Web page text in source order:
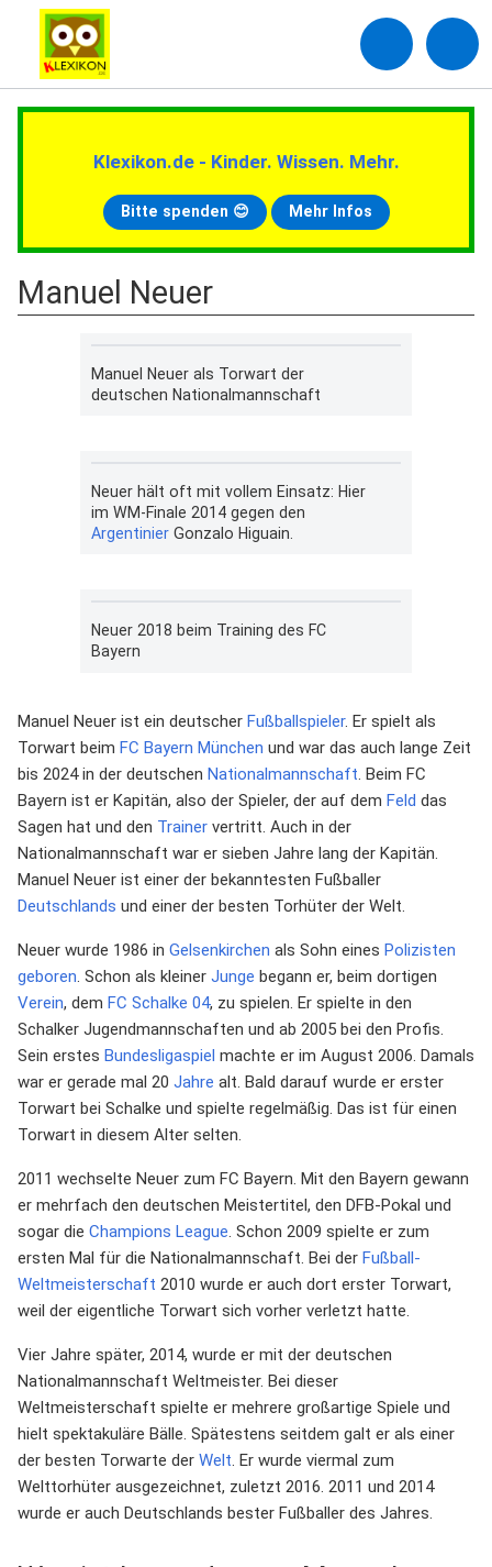
Klexikon.de - Kinder. Wissen. Mehr.
Bitte spenden 😊 Mehr Infos
Manuel Neuer
Manuel Neuer als Torwart der
deutschen Nationalmannschaft
Neuer hält oft mit vollem Einsatz: Hier
im WM-Finale 2014 gegen den
ArgentinierGonzalo Higuain.
Neuer 2018 beim Training des FC
Bayern
Manuel Neuer ist ein deutscher Fußballspieler. Er spielt als
Torwart beim FC Bayern München und war das auch lange Zeit
bis 2024 in der deutschen Nationalmannschaft . Beim FC
Bayern ist er Kapitän, also der Spieler, der auf dem Feld das
Sagen hat und den Trainer vertritt. Auch in der
Nationalmannschaft war er sieben Jahre lang der Kapitän.
Manuel Neuer ist einer der bekanntesten Fußballer
Deutschlands und einer der besten Torhüter der Welt.
Neuer wurde 1986 in Gelsenkirchen als Sohn eines Polizisten
geboren . Schon als kleiner Junge begann er, beim dortigen
Verein, dem FC Schalke 04, zu spielen. Er spielte in den
Schalker Jugendmannschaften und ab 2005 bei den Profis.
Sein erstes Bundesligaspiel machte er im August 2006. Damals
war er gerade mal 20 Jahre alt. Bald darauf wurde er erster
Torwart bei Schalke und spielte regelmäßig. Das ist für einen
Torwart in diesem Alter selten.
2011 wechselte Neuer zum FC Bayern. Mit den Bayern gewann
er mehrfach den deutschen Meistertitel, den DFB-Pokal und
sogar die Champions League . Schon 2009 spielte er zum
ersten Mal für die Nationalmannschaft. Bei der Fußball-
Weltmeisterschaft 2010 wurde er auch dort erster Torwart,
weil der eigentliche Torwart sich vorher verletzt hatte.
Vier Jahre später, 2014, wurde er mit der deutschen
Nationalmannschaft Weltmeister. Bei dieser
Weltmeisterschaft spielte er mehrere großartige Spiele und
hielt spektakuläre Bälle. Spätestens seitdem galt er als einer
der besten Torwarte der Welt . Er wurde viermal zum
Welttorhüter ausgezeichnet, zuletzt 2016. 2011 und 2014
wurde er auch Deutschlands bester Fußballer des Jahres.